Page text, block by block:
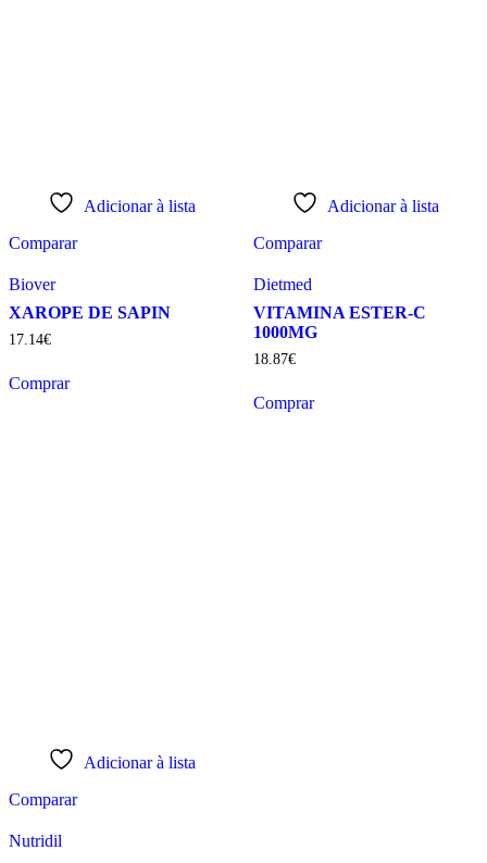
Adicionar à lista
Comparar
Biover
XAROPE DE SAPIN
17.14€
Comprar
Adicionar à lista
Comparar
Dietmed
VITAMINA ESTER-C
1000MG
18.87€
Comprar
Adicionar à lista
Comparar
Nutridil